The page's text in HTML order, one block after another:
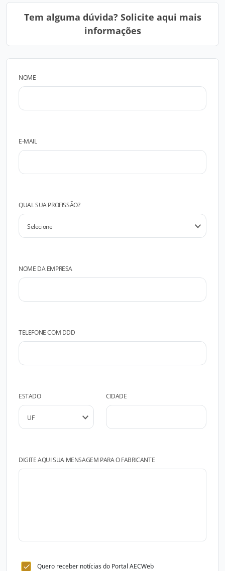
Tem alguma dúvida? Solicite aqui mais
informações
NOME
E-MAIL
QUAL SUA PROFISSÃO?
NOME DA EMPRESA
TELEFONE COM DDD
ESTADO CIDADE
DIGITE AQUI SUA MENSAGEM PARA O FABRICANTE
Quero receber notícias do Portal AECWeb